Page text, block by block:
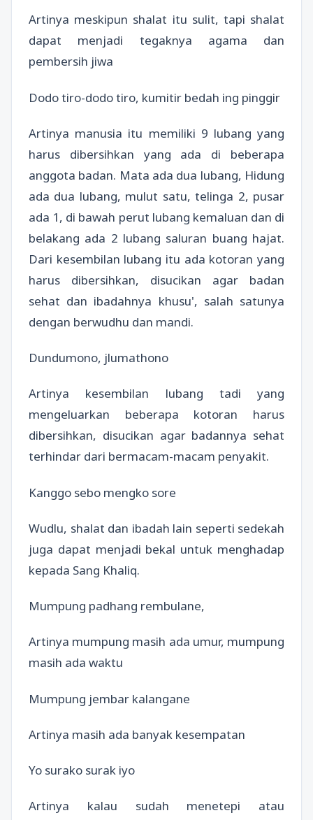
Artinya meskipun shalat itu sulit, tapi shalat
dapat menjadi tegaknya agama dan
pembersih jiwa
Dodo tiro-dodo tiro, kumitir bedah ing pinggir
Artinya manusia itu memiliki 9 lubang yang
harus dibersihkan yang ada di beberapa
anggota badan. Mata ada dua lubang, Hidung
ada dua lubang, mulut satu, telinga 2, pusar
ada 1, di bawah perut lubang kemaluan dan di
belakang ada 2 lubang saluran buang hajat.
Dari kesembilan lubang itu ada kotoran yang
harus dibersihkan, disucikan agar badan
sehat dan ibadahnya khusu', salah satunya
dengan berwudhu dan mandi.
Dundumono, jlumathono
Artinya kesembilan lubang tadi yang
mengeluarkan beberapa kotoran harus
dibersihkan, disucikan agar badannya sehat
terhindar dari bermacam-macam penyakit.
Kanggo sebo mengko sore
Wudlu, shalat dan ibadah lain seperti sedekah
juga dapat menjadi bekal untuk menghadap
kepada Sang Khaliq.
Mumpung padhang rembulane,
Artinya mumpung masih ada umur, mumpung
masih ada waktu
Mumpung jembar kalangane
Artinya masih ada banyak kesempatan
Yo surako surak iyo
Artinya kalau sudah menetepi atau